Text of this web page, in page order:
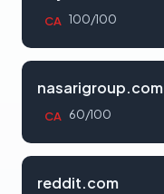
CA 100/100
nasarigroup.com
CA 60/100
reddit.com